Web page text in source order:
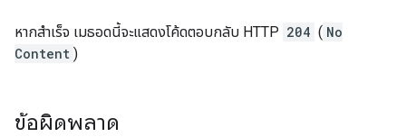
หากสำเร็จ เมธอดนี้จะแสดงโค้ดตอบกลับ HTTP 204 ( No
Content )
ข้อผิดพลาด